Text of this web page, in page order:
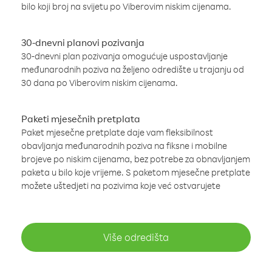
bilo koji broj na svijetu po Viberovim niskim cijenama.
30-dnevni planovi pozivanja
30-dnevni plan pozivanja omogućuje uspostavljanje
međunarodnih poziva na željeno odredište u trajanju od
30 dana po Viberovim niskim cijenama.
Paketi mjesečnih pretplata
Paket mjesečne pretplate daje vam fleksibilnost
obavljanja međunarodnih poziva na fiksne i mobilne
brojeve po niskim cijenama, bez potrebe za obnavljanjem
paketa u bilo koje vrijeme. S paketom mjesečne pretplate
možete uštedjeti na pozivima koje već ostvarujete
Više odredišta